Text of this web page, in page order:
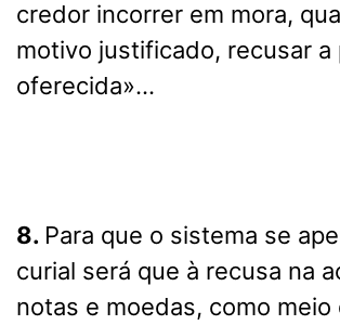
credor incorrer em mora,
motivo justificado, recusar a
oferecida»…
8. Para que o sistema se
curial será que à recusa na
notas e moedas, como meio